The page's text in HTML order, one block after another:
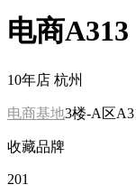
电商A313
10年店 杭州
电商基地3楼-A区
收藏品牌
201